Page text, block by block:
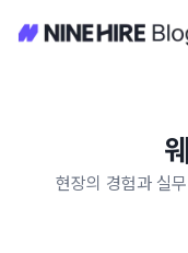
현장의 경험과 실